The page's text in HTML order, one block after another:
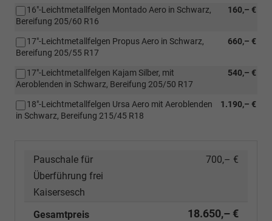
160,– €
16"-Leichtmetallfelgen Montado Aero in Schwarz,
Bereifung 205/60 R16
660,– €
17"-Leichtmetallfelgen Propus Aero in Schwarz,
Bereifung 205/55 R17
540,– €
17"-Leichtmetallfelgen Kajam Silber, mit
Aeroblenden in Schwarz, Bereifung 205/50 R17
1.190,– €
18"-Leichtmetallfelgen Ursa Aero mit Aeroblenden
in Schwarz, Bereifung 215/45 R18
Pauschale für
Überführung frei
Kaisersesch
700,– €
Gesamtpreis 18.650,– €